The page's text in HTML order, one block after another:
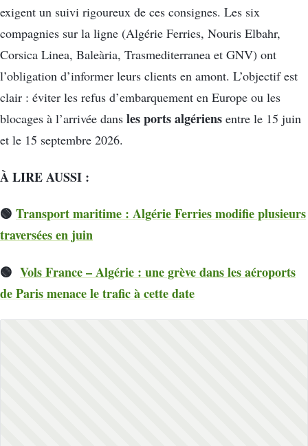
exigent un suivi rigoureux de ces consignes. Les six
compagnies sur la ligne (Algérie Ferries, Nouris Elbahr,
Corsica Linea, Baleària, Trasmediterranea et GNV) ont
l’obligation d’informer leurs clients en amont. L’objectif est
clair : éviter les refus d’embarquement en Europe ou les
blocages à l’arrivée dans les ports algériens entre le 15 juin
et le 15 septembre 2026.
À LIRE AUSSI :
🟢 Transport maritime : Algérie Ferries modifie plusieurs
traversées en juin
🟢 Vols France – Algérie : une grève dans les aéroports
de Paris menace le trafic à cette date